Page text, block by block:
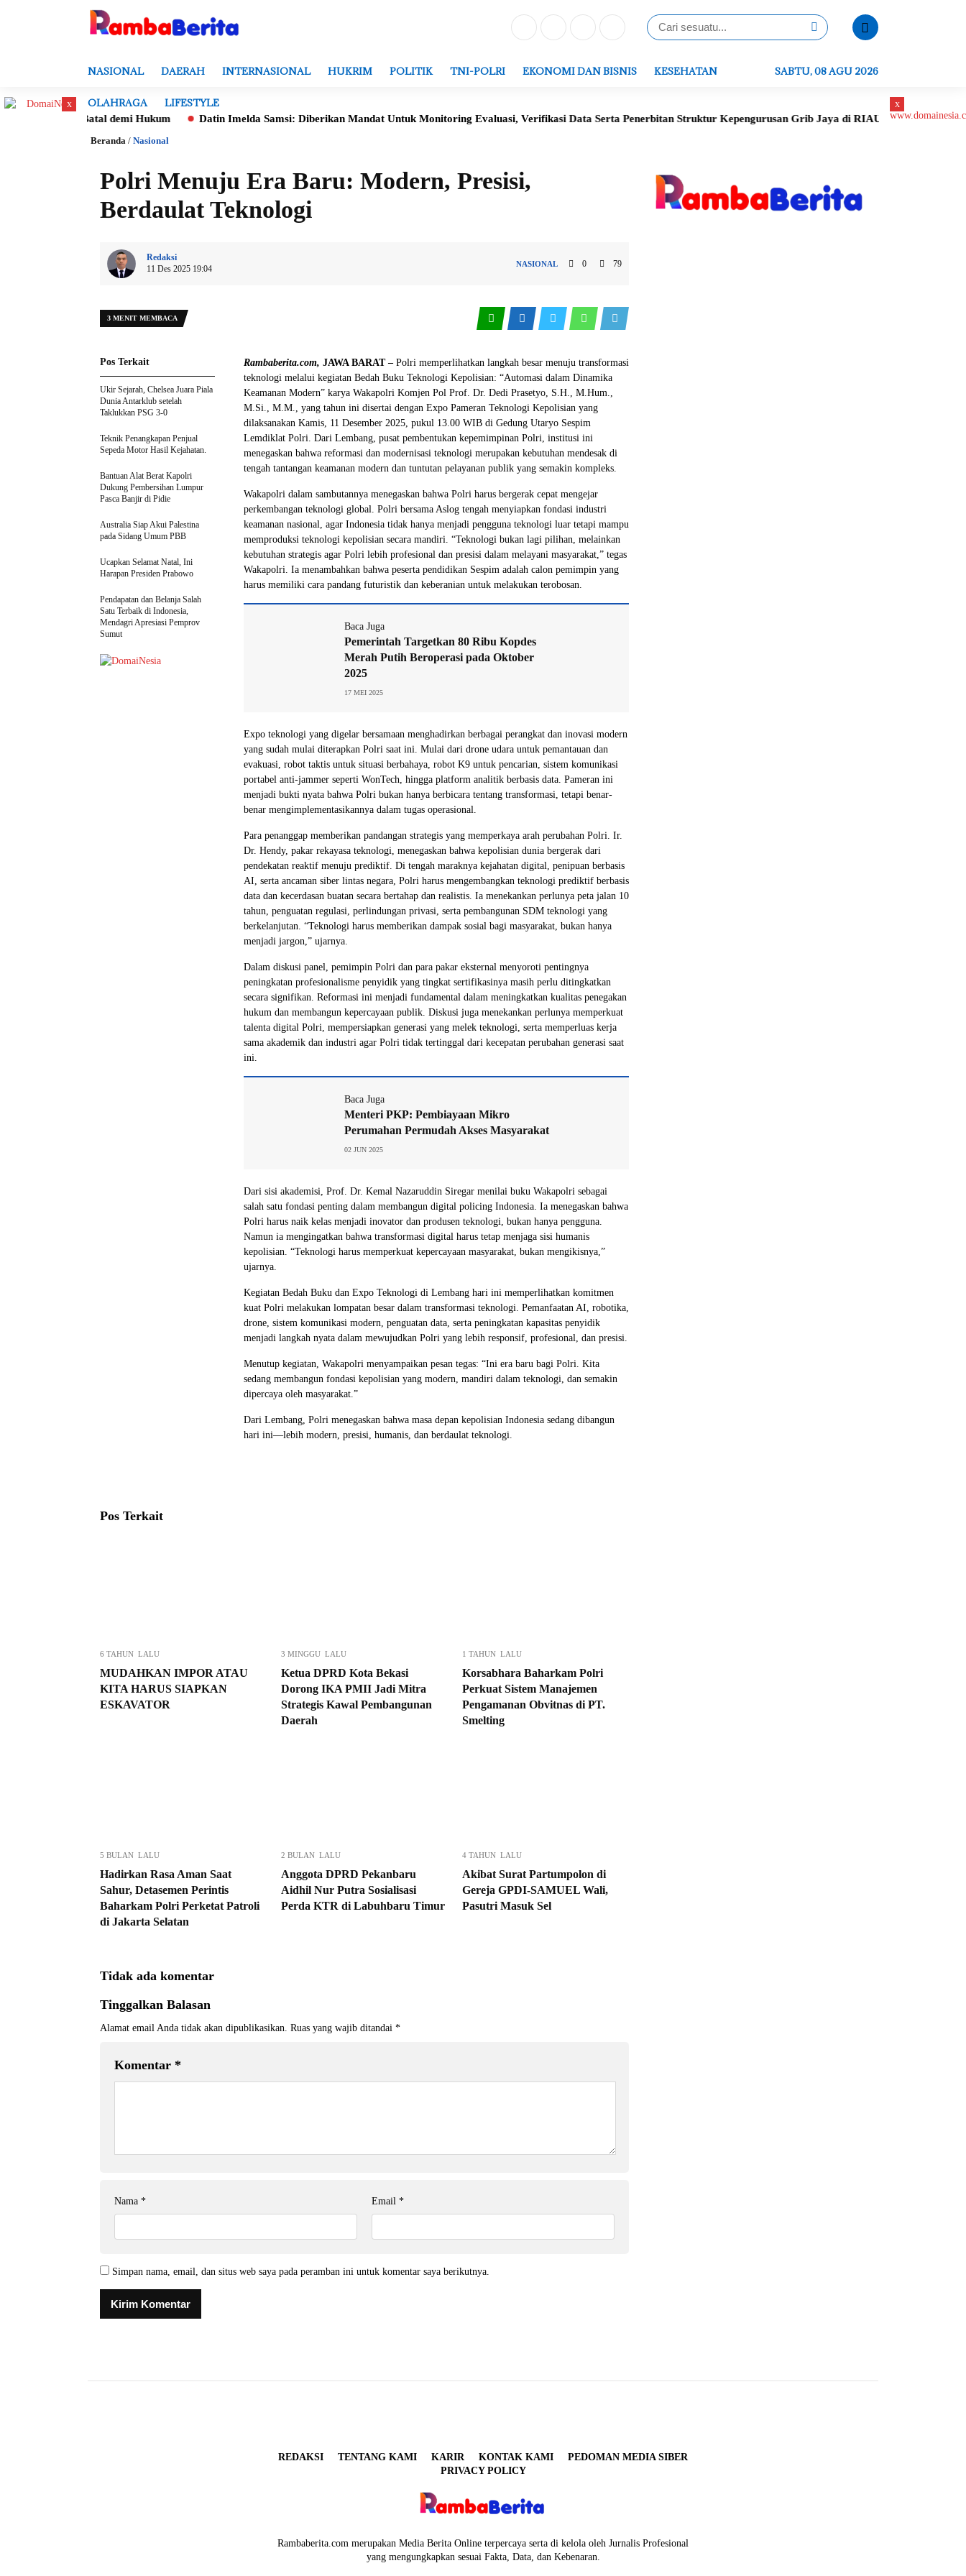
NASIONAL DAERAH INTERNASIONAL HUKRIM POLITIK TNI-POLRI EKONOMI DAN BISNIS KESEHATAN
OLAHRAGA LIFESTYLE
SABTU, 08 AGU 2026
Batal demi Hukum Datin Imelda Samsi: Diberikan Mandat Untuk Monitoring Evaluasi, Verifikasi Data Serta Penerbitan Struktur Kepengurusan Grib Jaya di RIAU Peletakan Batu
Beranda / Nasional
Polri Menuju Era Baru: Modern, Presisi,
Berdaulat Teknologi
Redaksi
11 Des 2025 19:04
NASIONAL 0 79
3 MENIT MEMBACA
Rambaberita.com, JAWA BARAT – Polri memperlihatkan langkah besar menuju transformasi
teknologi melalui kegiatan Bedah Buku Teknologi Kepolisian: “Automasi dalam Dinamika
Keamanan Modern” karya Wakapolri Komjen Pol Prof. Dr. Dedi Prasetyo, S.H., M.Hum.,
M.Si., M.M., yang tahun ini disertai dengan Expo Pameran Teknologi Kepolisian yang
dilaksanakan Kamis, 11 Desember 2025, pukul 13.00 WIB di Gedung Utaryo Sespim
Lemdiklat Polri. Dari Lembang, pusat pembentukan kepemimpinan Polri, institusi ini
menegaskan bahwa reformasi dan modernisasi teknologi merupakan kebutuhan mendesak di
tengah tantangan keamanan modern dan tuntutan pelayanan publik yang semakin kompleks.
Wakapolri dalam sambutannya menegaskan bahwa Polri harus bergerak cepat mengejar
perkembangan teknologi global. Polri bersama Aslog tengah menyiapkan fondasi industri
keamanan nasional, agar Indonesia tidak hanya menjadi pengguna teknologi luar tetapi mampu
memproduksi teknologi kepolisian secara mandiri. “Teknologi bukan lagi pilihan, melainkan
kebutuhan strategis agar Polri lebih profesional dan presisi dalam melayani masyarakat,” tegas
Wakapolri. Ia menambahkan bahwa peserta pendidikan Sespim adalah calon pemimpin yang
harus memiliki cara pandang futuristik dan keberanian untuk melakukan terobosan.
Baca Juga
Pemerintah Targetkan 80 Ribu Kopdes
Merah Putih Beroperasi pada Oktober
2025
17 MEI 2025
Expo teknologi yang digelar bersamaan menghadirkan berbagai perangkat dan inovasi modern
yang sudah mulai diterapkan Polri saat ini. Mulai dari drone udara untuk pemantauan dan
evakuasi, robot taktis untuk situasi berbahaya, robot K9 untuk pencarian, sistem komunikasi
portabel anti-jammer seperti WonTech, hingga platform analitik berbasis data. Pameran ini
menjadi bukti nyata bahwa Polri bukan hanya berbicara tentang transformasi, tetapi benar-
benar mengimplementasikannya dalam tugas operasional.
Para penanggap memberikan pandangan strategis yang memperkaya arah perubahan Polri. Ir.
Dr. Hendy, pakar rekayasa teknologi, menegaskan bahwa kepolisian dunia bergerak dari
pendekatan reaktif menuju prediktif. Di tengah maraknya kejahatan digital, penipuan berbasis
AI, serta ancaman siber lintas negara, Polri harus mengembangkan teknologi prediktif berbasis
data dan kecerdasan buatan secara bertahap dan realistis. Ia menekankan perlunya peta jalan 10
tahun, penguatan regulasi, perlindungan privasi, serta pembangunan SDM teknologi yang
berkelanjutan. “Teknologi harus memberikan dampak sosial bagi masyarakat, bukan hanya
menjadi jargon,” ujarnya.
Dalam diskusi panel, pemimpin Polri dan para pakar eksternal menyoroti pentingnya
peningkatan profesionalisme penyidik yang tingkat sertifikasinya masih perlu ditingkatkan
secara signifikan. Reformasi ini menjadi fundamental dalam meningkatkan kualitas penegakan
hukum dan membangun kepercayaan publik. Diskusi juga menekankan perlunya memperkuat
talenta digital Polri, mempersiapkan generasi yang melek teknologi, serta memperluas kerja
sama akademik dan industri agar Polri tidak tertinggal dari kecepatan perubahan generasi saat
ini.
Baca Juga
Menteri PKP: Pembiayaan Mikro
Perumahan Permudah Akses Masyarakat
02 JUN 2025
Dari sisi akademisi, Prof. Dr. Kemal Nazaruddin Siregar menilai buku Wakapolri sebagai
salah satu fondasi penting dalam membangun digital policing Indonesia. Ia menegaskan bahwa
Polri harus naik kelas menjadi inovator dan produsen teknologi, bukan hanya pengguna.
Namun ia mengingatkan bahwa transformasi digital harus tetap menjaga sisi humanis
kepolisian. “Teknologi harus memperkuat kepercayaan masyarakat, bukan mengikisnya,”
ujarnya.
Kegiatan Bedah Buku dan Expo Teknologi di Lembang hari ini memperlihatkan komitmen
kuat Polri melakukan lompatan besar dalam transformasi teknologi. Pemanfaatan AI, robotika,
drone, sistem komunikasi modern, penguatan data, serta peningkatan kapasitas penyidik
menjadi langkah nyata dalam mewujudkan Polri yang lebih responsif, profesional, dan presisi.
Menutup kegiatan, Wakapolri menyampaikan pesan tegas: “Ini era baru bagi Polri. Kita
sedang membangun fondasi kepolisian yang modern, mandiri dalam teknologi, dan semakin
dipercaya oleh masyarakat.”
Dari Lembang, Polri menegaskan bahwa masa depan kepolisian Indonesia sedang dibangun
hari ini—lebih modern, presisi, humanis, dan berdaulat teknologi.
Pos Terkait
Ukir Sejarah, Chelsea Juara Piala
Dunia Antarklub setelah
Taklukkan PSG 3-0
Teknik Penangkapan Penjual
Sepeda Motor Hasil Kejahatan.
Bantuan Alat Berat Kapolri
Dukung Pembersihan Lumpur
Pasca Banjir di Pidie
Australia Siap Akui Palestina
pada Sidang Umum PBB
Ucapkan Selamat Natal, Ini
Harapan Presiden Prabowo
Pendapatan dan Belanja Salah
Satu Terbaik di Indonesia,
Mendagri Apresiasi Pemprov
Sumut
Pos Terkait
6 TAHUN LALU
MUDAHKAN IMPOR ATAU
KITA HARUS SIAPKAN
ESKAVATOR
3 MINGGU LALU
Ketua DPRD Kota Bekasi
Dorong IKA PMII Jadi Mitra
Strategis Kawal Pembangunan
Daerah
1 TAHUN LALU
Korsabhara Baharkam Polri
Perkuat Sistem Manajemen
Pengamanan Obvitnas di PT.
Smelting
5 BULAN LALU
Hadirkan Rasa Aman Saat
Sahur, Detasemen Perintis
Baharkam Polri Perketat Patroli
di Jakarta Selatan
2 BULAN LALU
Anggota DPRD Pekanbaru
Aidhil Nur Putra Sosialisasi
Perda KTR di Labuhbaru Timur
4 TAHUN LALU
Akibat Surat Partumpolon di
Gereja GPDI-SAMUEL Wali,
Pasutri Masuk Sel
Tidak ada komentar
Tinggalkan Balasan
Alamat email Anda tidak akan dipublikasikan. Ruas yang wajib ditandai *
Komentar *
Nama * Email *
Simpan nama, email, dan situs web saya pada peramban ini untuk komentar saya berikutnya.
x x
REDAKSI TENTANG KAMI KARIR KONTAK KAMI
PEDOMAN MEDIA SIBER
PRIVACY POLICY
Rambaberita.com merupakan Media Berita Online terpercaya serta di kelola oleh Jurnalis Profesional
yang mengungkapkan sesuai Fakta, Data, dan Kebenaran.